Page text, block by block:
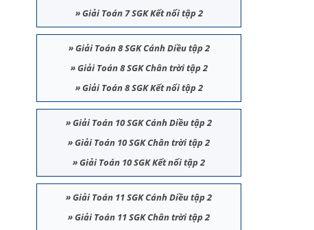
»Giải Toán 7 SGK Kết nối tập 2
»Giải Toán 8 SGK Cánh Diều tập 2
»Giải Toán 8 SGK Chân trời tập 2
»Giải Toán 8 SGK Kết nối tập 2
»Giải Toán 10 SGK Cánh Diều tập 2
»Giải Toán 10 SGK Chân trời tập 2
»Giải Toán 10 SGK Kết nối tập 2
»Giải Toán 11 SGK Cánh Diều tập 2
»Giải Toán 11 SGK Chân trời tập 2